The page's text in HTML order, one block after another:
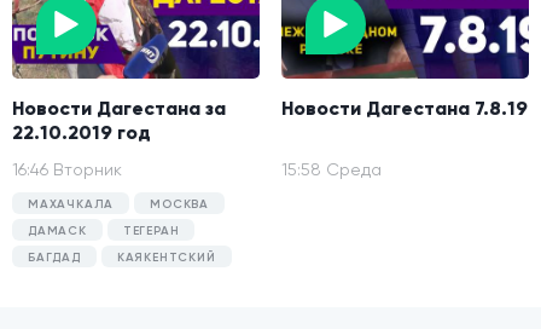
Новости Дагестана за
22.10.2019 год
16:46 Вторник
МАХАЧКАЛА
МОСКВА
ДАМАСК
ТЕГЕРАН
БАГДАД
КАЯКЕНТСКИЙ
Новости Дагестана 7.8.19
15:58 Среда